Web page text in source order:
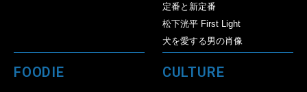
定番と新定番
松下洸平 First Light
犬を愛する男の肖像
FOODIE CULTURE